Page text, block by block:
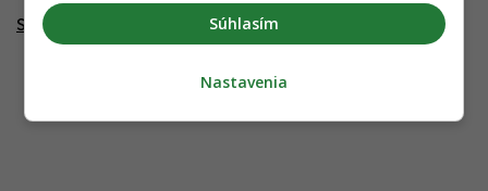
Sky Park Súhlasím
Nastavenia